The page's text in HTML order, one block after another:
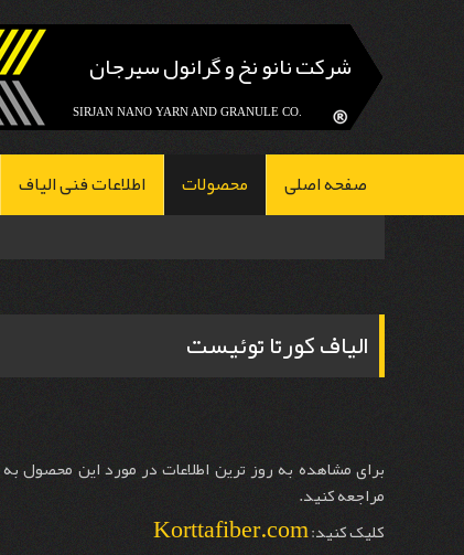
شرکت نانو نخ و گرانول سیرجان
صفحه اصلی محصولات اطلاعات فنی الیاف
الیاف کورتا توئیست
برای مشاهده به روز ترین اطلاعات در مورد این محصول
مراجعه کنید.
کلیک کنید:Korttafiber.com